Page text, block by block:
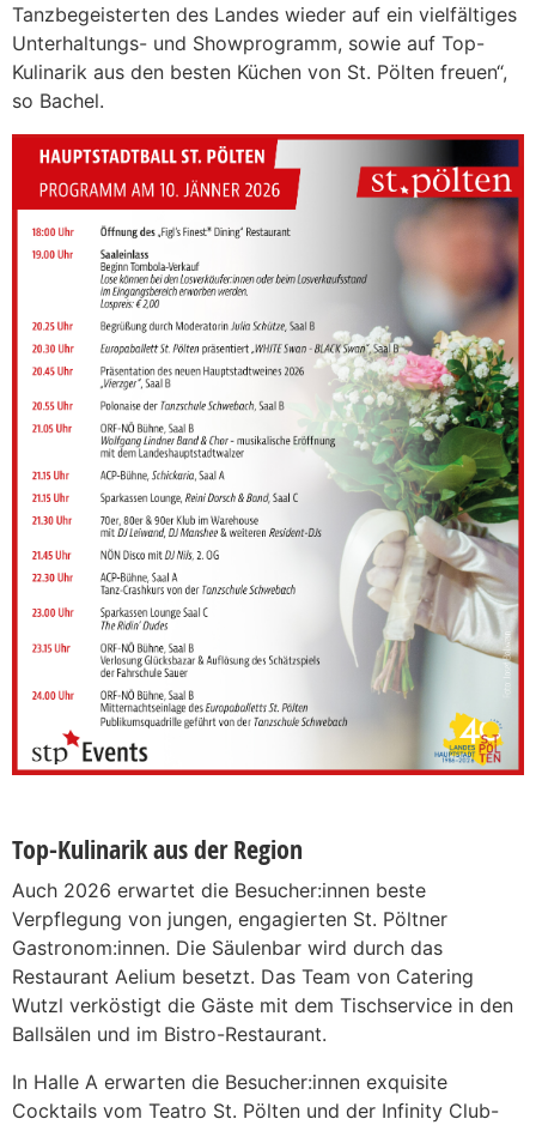
Tanzbegeisterten des Landes wieder auf ein vielfältiges
Unterhaltungs- und Showprogramm, sowie auf Top-
Kulinarik aus den besten Küchen von St. Pölten freuen“,
so Bachel.
Top-Kulinarik aus der Region
Auch 2026 erwartet die Besucher:innen beste
Verpflegung von jungen, engagierten St. Pöltner
Gastronom:innen. Die Säulenbar wird durch das
Restaurant Aelium besetzt. Das Team von Catering
Wutzl verköstigt die Gäste mit dem Tischservice in den
Ballsälen und im Bistro-Restaurant.
In Halle A erwarten die Besucher:innen exquisite
Cocktails vom Teatro St. Pölten und der Infinity Club-